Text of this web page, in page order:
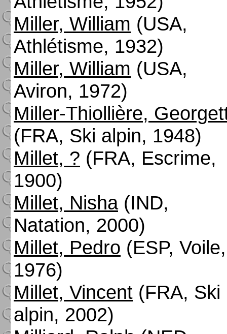
Miller, William (USA,
Athlétisme, 1932)
Miller, William (USA,
Aviron, 1972)
Miller-Thiollière,
(FRA, Ski alpin, 1948)
Millet, ? (FRA, Escrime,
1900)
Millet, Nisha(IND,
Natation, 2000)
Millet, Pedro (ESP, Voile,
1976)
Millet, Vincent (FRA, Ski
alpin, 2002)